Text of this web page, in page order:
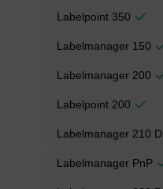
Labelpoint 350
Labelmanager 150
Labelmanager 200
Labelpoint 200
Labelmanager 210 D
Labelmanager PnP